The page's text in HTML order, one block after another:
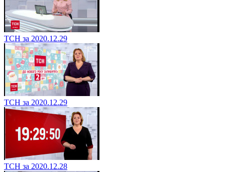
ТСН за 2020.12.29
ТСН за 2020.12.29
ТСН за 2020.12.28